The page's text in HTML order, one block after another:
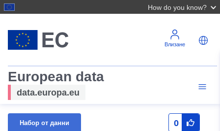
How do you know?
Влизане
European data
data.europa.eu
Набор от данни 0